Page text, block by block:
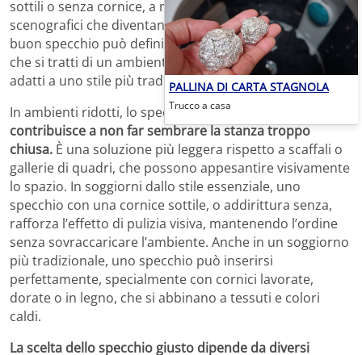
sottili o senza cornice, a modelli decorativi e
scenografici che diventano protagonisti della stanza. Un
buon specchio può definire l’identità del soggiorno, sia
che si tratti di un ambiente moderno e lineare, sia che si
adatti a uno stile più tradizionale o eclettico.
In ambienti ridotti, lo specchio sopra il divano
contribuisce a non far sembrare la stanza troppo
chiusa. È una soluzione più leggera rispetto a scaffali o
gallerie di quadri, che possono appesantire visivamente
lo spazio. In soggiorni dallo stile essenziale, uno
specchio con una cornice sottile, o addirittura senza,
rafforza l’effetto di pulizia visiva, mantenendo l’ordine
senza sovraccaricare l’ambiente. Anche in un soggiorno
più tradizionale, uno specchio può inserirsi
perfettamente, specialmente con cornici lavorate,
dorate o in legno, che si abbinano a tessuti e colori
caldi.
La scelta dello specchio giusto dipende da diversi
PALLINA DI CARTA STAGNOLA
Trucco a casa